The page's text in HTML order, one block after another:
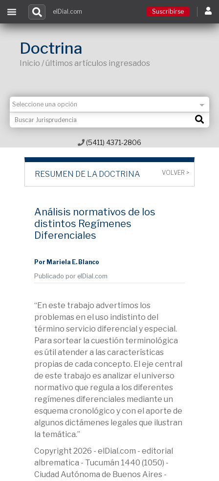
Contacto
elDial.com Suscribirse
Doctrina
Inicio / últimos artículos ingresados
(5411) 4371-2806
RESUMEN DE LA DOCTRINA VOLVER >
Análisis normativos de los
distintos Regímenes
Diferenciales
Por Mariela E. Blanco
Publicado por elDial.com
“En este trabajo advertimos los
problemas en el uso indistinto del
término servicio diferencial y especial.
Para sortear la cuestión terminológica
es útil atender a las características
propias de cada concepto. El eje central
de este trabajo es analizar el universo
normativo que regula a los diferentes
regímenes diferenciales mediante un
esquema cronológico y con el aporte de
algunos dictámenes legales que ilustran
la temática.”
Copyright 2026 - elDial.com - editorial
albrematica - Tucumán 1440 (1050) -
Ciudad Autónoma de Buenos Aires -